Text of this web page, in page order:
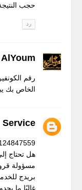
حجب
رد
رقم
الخاص بك يبدأ
هل تحتاج
مسؤولة
بريدج
غالبًا ما